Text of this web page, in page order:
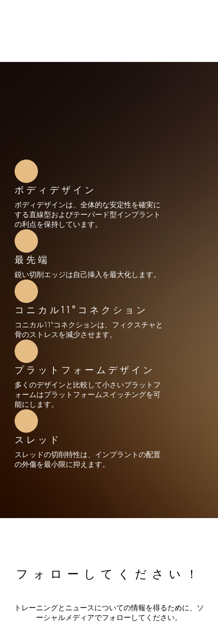
ボディデザイン
ボディデザインは、全体的な安定性を確実に
する直線型およびテーパード型インプラント
の利点を保持しています。
最先端
鋭い切削エッジは自己挿入を最大化します。
コニカル11°コネクション
コニカル11°コネクションは、フィクスチャと
骨のストレスを減少させます。
プラットフォームデザイン
多くのデザインと比較して小さいプラットフ
ォームはプラットフォームスイッチングを可
能にします。
スレッド
スレッドの切削特性は、インプラントの配置
の外傷を最小限に抑えます。
フォローしてください！
トレーニングとニュースについての情報を得るために、ソ
ーシャルメディアでフォローしてください。